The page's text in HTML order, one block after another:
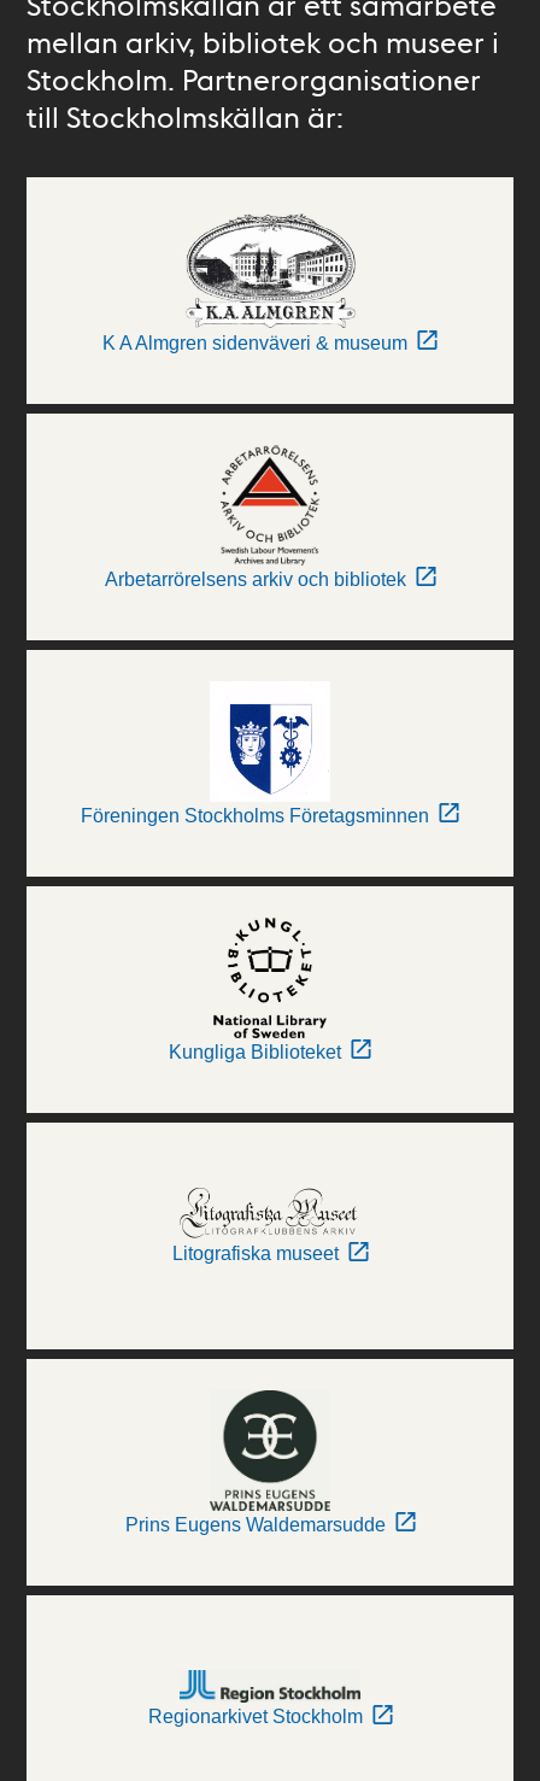
mellan arkiv, bibliotek och museer i
Stockholm. Partnerorganisationer
till Stockholmskällan är:
K A Almgren sidenväveri & museum
Arbetarrörelsens arkiv och bibliotek
Föreningen Stockholms Företagsminnen
Kungliga Biblioteket
Litografiska museet
Prins Eugens Waldemarsudde
Regionarkivet Stockholm